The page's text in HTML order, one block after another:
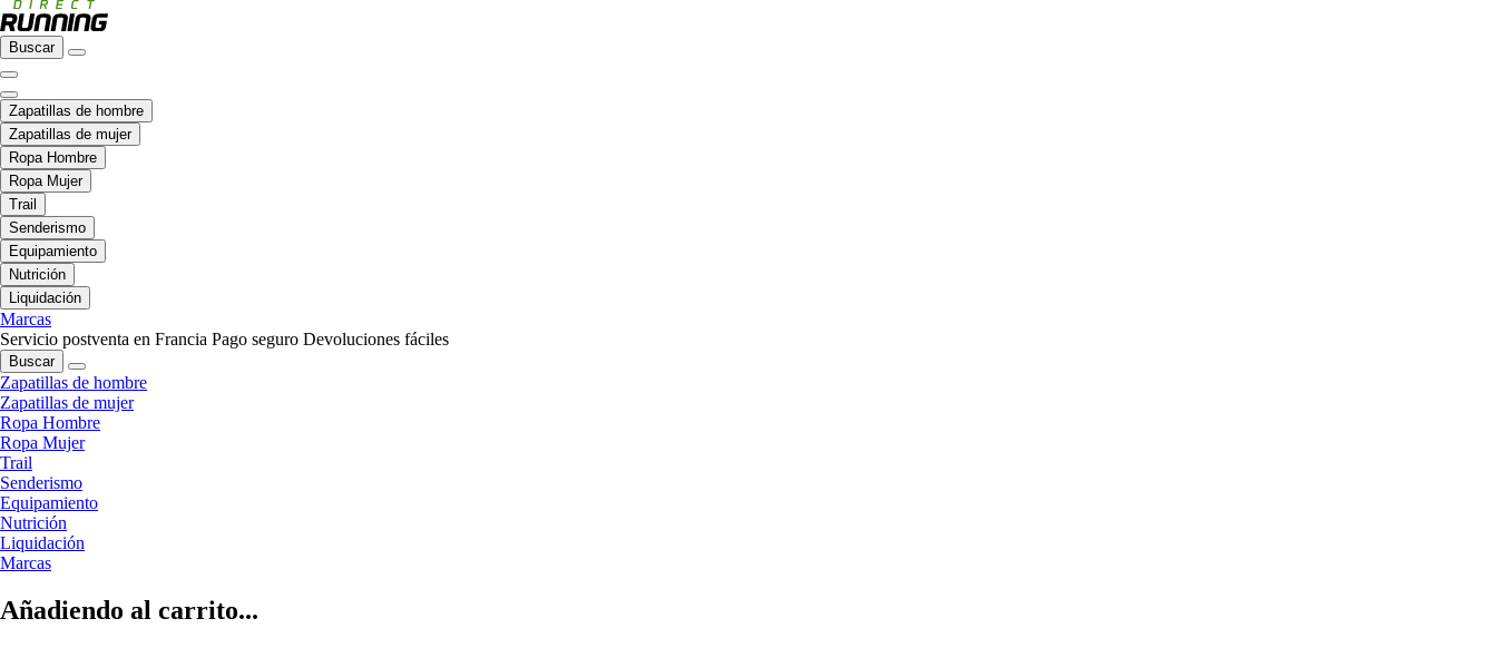
Buscar
Zapatillas de hombre
Zapatillas de mujer
Ropa Hombre
Ropa Mujer
Trail
Senderismo
Equipamiento
Nutrición
Liquidación
Marcas
Servicio postventa en Francia Pago seguro Devoluciones fáciles
Buscar
Zapatillas de hombre
Zapatillas de mujer
Ropa Hombre
Ropa Mujer
Trail
Senderismo
Equipamiento
Nutrición
Liquidación
Marcas
Añadiendo al carrito...